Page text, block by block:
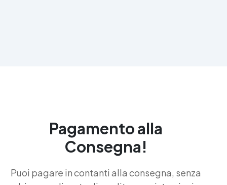
Pagamento alla
Consegna!
Puoi pagare in contanti alla consegna, senza